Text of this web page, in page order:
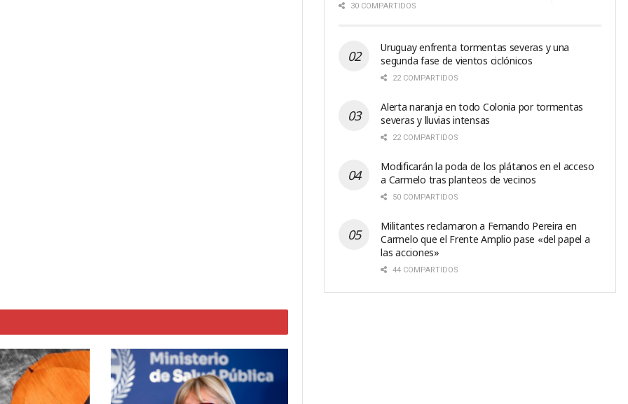
30 COMPARTIDOS
Uruguay enfrenta tormentas severas y una
segunda fase de vientos ciclónicos
22 COMPARTIDOS
Alerta naranja en todo Colonia por tormentas
severas y lluvias intensas
22 COMPARTIDOS
Modificarán la poda de los plátanos en el acceso
a Carmelo tras planteos de vecinos
50 COMPARTIDOS
Militantes reclamaron a Fernando Pereira en
Carmelo que el Frente Amplio pase «del papel a
las acciones»
44 COMPARTIDOS